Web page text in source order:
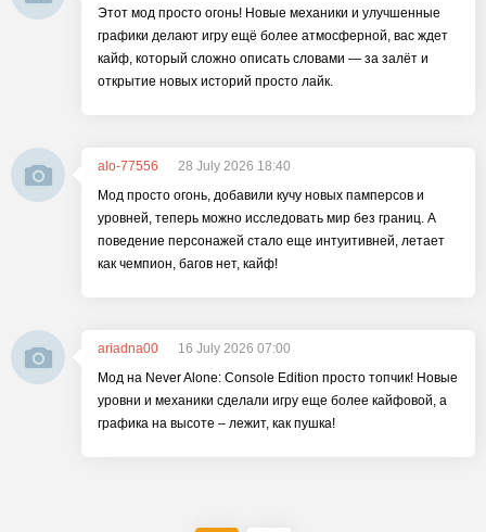
Этот мод просто огонь! Новые механики и улучшенные
графики делают игру ещё более атмосферной, вас ждет
кайф, который сложно описать словами — за залёт и
открытие новых историй просто лайк.
alo-77556
28 July 2026 18:40
Мод просто огонь, добавили кучу новых памперсов и
уровней, теперь можно исследовать мир без границ. А
поведение персонажей стало еще интуитивней, летает
как чемпион, багов нет, кайф!
ariadna00
16 July 2026 07:00
Мод на Never Alone: Console Edition просто топчик! Новые
уровни и механики сделали игру еще более кайфовой, а
графика на высоте – лежит, как пушка!